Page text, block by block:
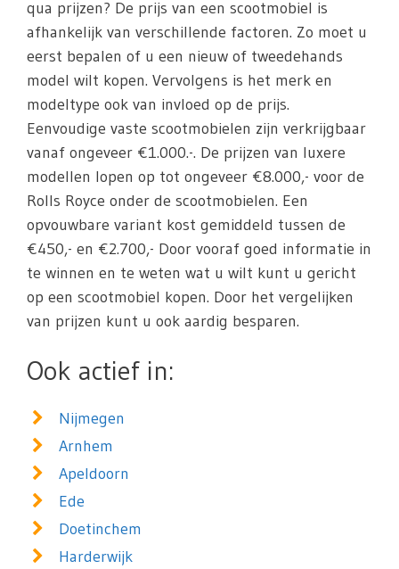
qua prijzen? De prijs van een scootmobiel is
afhankelijk van verschillende factoren. Zo moet u
eerst bepalen of u een nieuw of tweedehands
model wilt kopen. Vervolgens is het merk en
modeltype ook van invloed op de prijs.
Eenvoudige vaste scootmobielen zijn verkrijgbaar
vanaf ongeveer €1.000.-. De prijzen van luxere
modellen lopen op tot ongeveer €8.000,- voor de
Rolls Royce onder de scootmobielen. Een
opvouwbare variant kost gemiddeld tussen de
€450,- en €2.700,- Door vooraf goed informatie in
te winnen en te weten wat u wilt kunt u gericht
op een scootmobiel kopen. Door het vergelijken
van prijzen kunt u ook aardig besparen.
Ook actief in:
Nijmegen
Arnhem
Apeldoorn
Ede
Doetinchem
Harderwijk